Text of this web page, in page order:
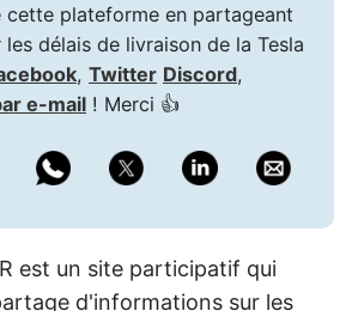
cette plateforme en partageant
délais de livraison de la Tesla
, Twitter Discord,
e-mail ! Merci 👍
est un site participatif qui
d'informations sur les